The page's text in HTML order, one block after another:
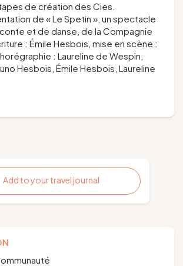
de création des Cies.
de « Le Spetin », un spectacle
et de danse, de la Compagnie
: Émile Hesbois, mise en scène :
: Laureline de Wespin,
Hesbois, Émile Hesbois, Laureline
Add to your travel journal